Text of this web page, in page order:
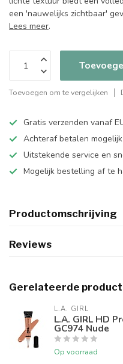
een 'nauwelijks zichtbaar'
Lees meer.
Toevoegen om te vergelijken
Gratis verzenden vanaf
Achteraf betalen
Uitstekende service en
Mogelijk bestelling af te
Productomschrijving
Reviews
Gerelateerde
L.A. GIRL
L.A. GIRL HD
GC974 Nude
Op voorraad